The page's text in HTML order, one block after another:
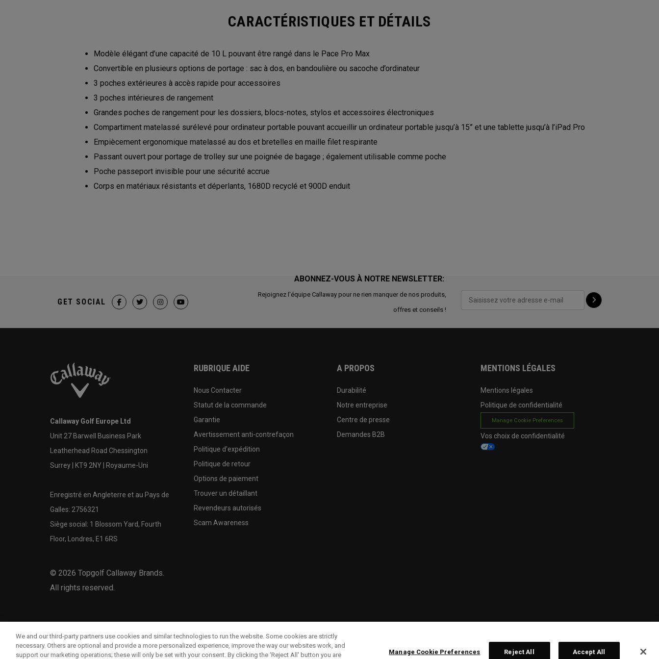
CARACTÉRISTIQUES ET DÉTAILS
Modèle élégant d’une capacité de 10 L pouvant être rangé dans le Pace Pro Max
Convertible en plusieurs options de portage : sac à dos, en bandoulière ou sacoche d’ordinateur
3 poches extérieures à accès rapide pour accessoires
3 poches intérieures de rangement
Grandes poches de rangement pour les dossiers, blocs-notes, stylos et accessoires électroniques
Compartiment matelassé surélevé pour ordinateur portable pouvant accueillir un ordinateur portable jusqu’à 15” et une tablette jusqu’à l’iPad Pro
Empiècement ergonomique matelassé au dos et bretelles en maille filet respirante
Passant ouvert pour portage de trolley sur une poignée de bagage ; également utilisable comme poche
Poche passeport invisible pour une sécurité accrue
Corps en matériaux résistants et déperlants, 1680D recyclé et 900D enduit
ABONNEZ-VOUS À NOTRE NEWSLETTER:
Rejoignez l'équipe Callaway pour ne rien manquer de nos produits,
offres et conseils !
GET SOCIAL
Callaway Golf Europe Ltd
Unit 27 Barwell Business Park
Leatherhead Road Chessington
Surrey | KT9 2NY | Royaume-Uni
Enregistré en Angleterre et au Pays de
Galles: 2756321
Siège social: 1 Blossom Yard, Fourth
Floor, Londres, E1 6RS
© 2026 Topgolf Callaway Brands.
All rights reserved.
RUBRIQUE AIDE
Nous Contacter
Statut de la commande
Garantie
Avertissement anti-contrefaçon
Politique d'expédition
Politique de retour
Options de paiement
Trouver un détaillant
Revendeurs autorisés
Scam Awareness
A PROPOS
Durabilité
Notre entreprise
Centre de presse
Demandes B2B
MENTIONS LÉGALES
Mentions légales
Politique de confidentialité
Manage Cookie Preferences
Vos choix de confidentialité
We and our third-party partners use cookies and similar technologies to run the website. Some cookies are strictly
necessary. Others are optional and provide a more personalized experience, improve the way our websites work, and
support our marketing operations; these will only be set with your consent. By clicking the ‘Reject All' button you are
Manage Cookie Preferences Reject All Accept All